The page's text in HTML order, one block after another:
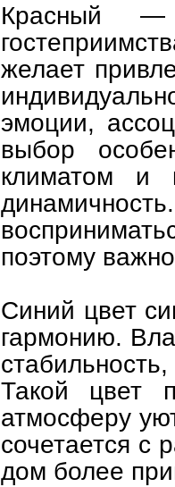
Красный
желает
эмоции,
выбор
климатом и
поэтому
Синий цвет
гармонию.
Такой цвет
атмосферу
сочетается с
дом более